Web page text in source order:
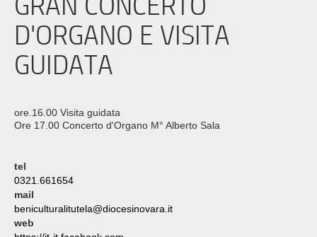
CONTACTS
PRESS
D'ORGANO E VISITA
GUIDATA
ore.16.00 Visita guidata
Ore 17.00 Concerto d'Organo M° Alberto Sala
tel
0321.661654
mail
beniculturalitutela@diocesinovara.it
web